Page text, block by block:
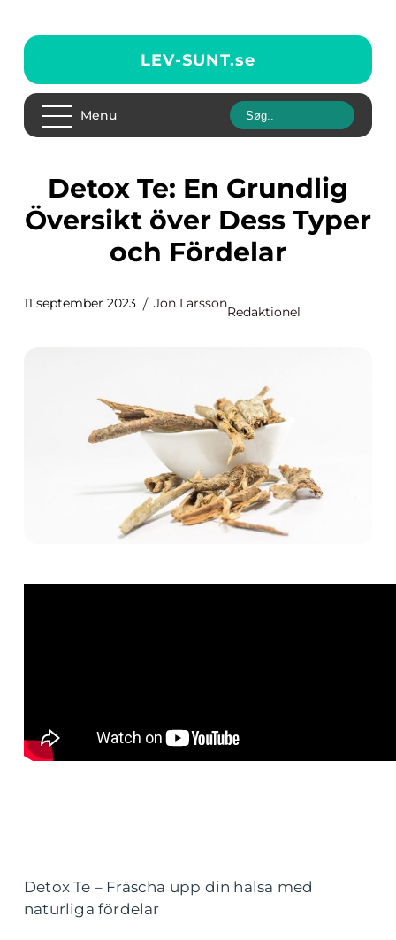
LEV-SUNT.se
Menu
Detox Te: En Grundlig
Översikt över Dess Typer
och Fördelar
11 september 2023 Jon Larsson
Redaktionel
Detox Te – Fräscha upp din hälsa med
naturliga fördelar